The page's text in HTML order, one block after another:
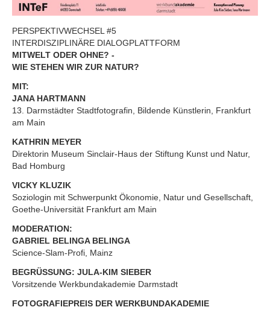
PERSPEKTIVWECHSEL #5
INTERDISZIPLINÄRE DIALOGPLATTFORM
MITWELT ODER OHNE? -
WIE STEHEN WIR ZUR NATUR?
MIT:
JANA HARTMANN
13. Darmstädter Stadtfotografin, Bildende Künstlerin, Frankfurt
am Main
KATHRIN MEYER
Direktorin Museum Sinclair-Haus der Stiftung Kunst und Natur,
Bad Homburg
VICKY KLUZIK
Soziologin mit Schwerpunkt Ökonomie, Natur und Gesellschaft,
Goethe-Universität Frankfurt am Main
MODERATION:
GABRIEL BELINGA BELINGA
Science-Slam-Profi, Mainz
BEGRÜSSUNG: JULA-KIM SIEBER
Vorsitzende Werkbundakademie Darmstadt
FOTOGRAFIEPREIS DER WERKBUNDAKADEMIE